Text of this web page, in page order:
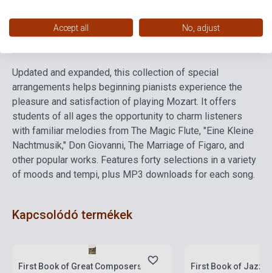
Részletes leírás Kapcsolódó linkek Vélemények
Updated and expanded, this collection of special
arrangements helps beginning pianists experience the
pleasure and satisfaction of playing Mozart. It offers
students of all ages the opportunity to charm listeners
with familiar melodies from The Magic Flute, "Eine Kleine
Nachtmusik," Don Giovanni, The Marriage of Figaro, and
other popular works. Features forty selections in a variety
of moods and tempi, plus MP3 downloads for each song.
Kapcsolódó termékek
First Book of Great Composers
First Book of Jazz
Accept all No, adjust